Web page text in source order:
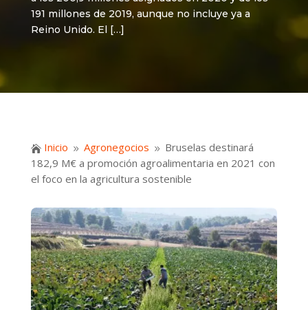
191 millones de 2019, aunque no incluye ya a
Reino Unido. El […]
 Inicio 9 Agronegocios 9 Bruselas destinará
182,9 M€ a promoción agroalimentaria en 2021 con
el foco en la agricultura sostenible